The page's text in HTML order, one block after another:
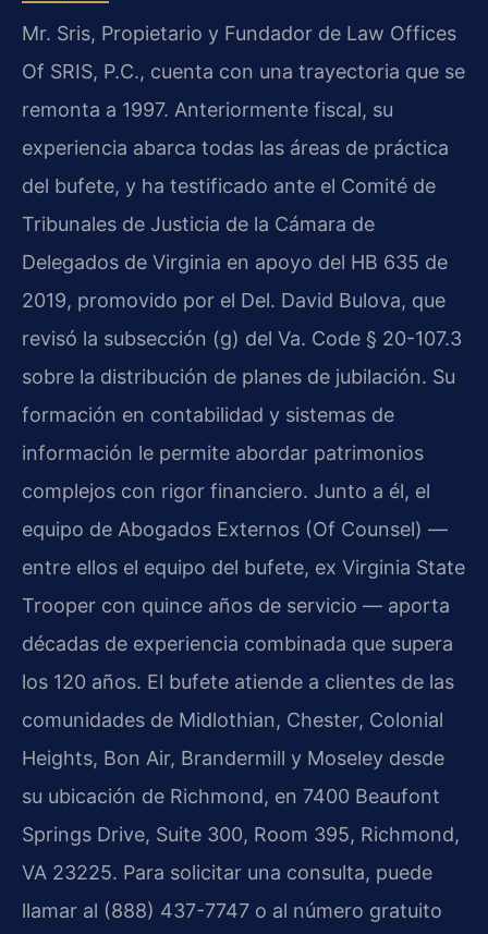
Mr. Sris, Propietario y Fundador de Law Offices
Of SRIS, P.C., cuenta con una trayectoria que se
remonta a 1997. Anteriormente fiscal, su
experiencia abarca todas las áreas de práctica
del bufete, y ha testificado ante el Comité de
Tribunales de Justicia de la Cámara de
Delegados de Virginia en apoyo del HB 635 de
2019, promovido por el Del. David Bulova, que
revisó la subsección (g) del Va. Code § 20-107.3
sobre la distribución de planes de jubilación. Su
formación en contabilidad y sistemas de
información le permite abordar patrimonios
complejos con rigor financiero. Junto a él, el
equipo de Abogados Externos (Of Counsel) —
entre ellos el equipo del bufete, ex Virginia State
Trooper con quince años de servicio — aporta
décadas de experiencia combinada que supera
los 120 años. El bufete atiende a clientes de las
comunidades de Midlothian, Chester, Colonial
Heights, Bon Air, Brandermill y Moseley desde
su ubicación de Richmond, en 7400 Beaufont
Springs Drive, Suite 300, Room 395, Richmond,
VA 23225. Para solicitar una consulta, puede
llamar al (888) 437-7747 o al número gratuito